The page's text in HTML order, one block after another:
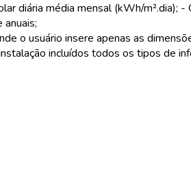
diária média mensal (kWh/m².dia);
o usuário insere apenas as
incluídos todos os tipos de